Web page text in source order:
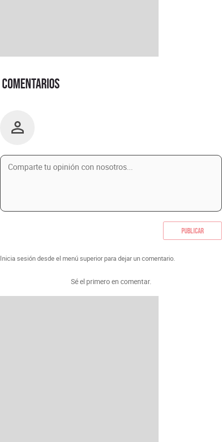
Comentarios
Publicar
Inicia sesión desde el menú superior para dejar un comentario.
Sé el primero en comentar.